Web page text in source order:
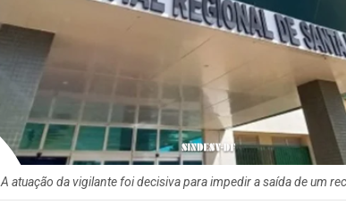
A atuação da vigilante foi decisiva para impedir a saída de um